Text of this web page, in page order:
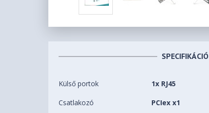
SPECIFIKÁCIÓ
Külső portok 1x RJ45
Csatlakozó PCIex x1